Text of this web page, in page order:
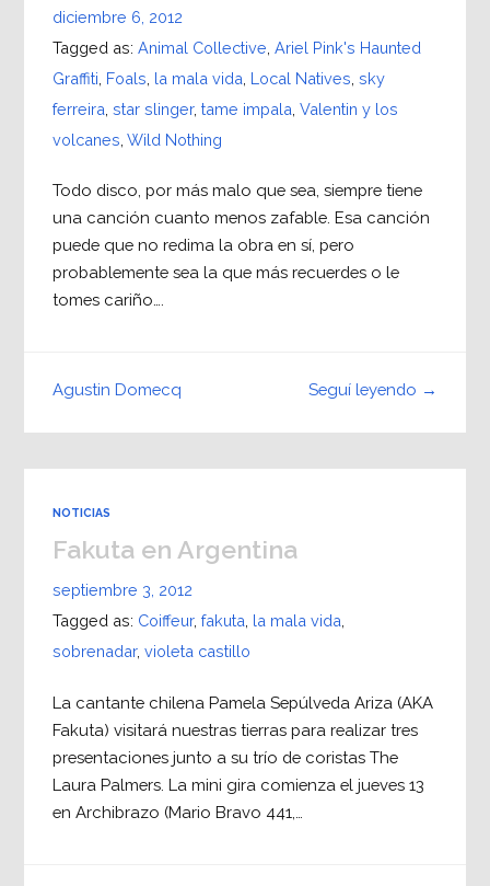
diciembre 6, 2012
Tagged as: Animal Collective Ariel Pink's Haunted
Graffiti Foals la mala vida Local Natives sky
ferreira star slinger, tame impala Valentin y los
volcanes Wild Nothing
Todo disco, por más malo que sea, siempre tiene
una canción cuanto menos zafable. Esa canción
puede que no redima la obra en sí, pero
probablemente sea la que más recuerdes o le
tomes cariño….
Seguí leyendo →
Agustin Domecq
NOTICIAS
Fakuta en Argentina
septiembre 3, 2012
Tagged as: Coiffeur, fakuta la mala vida
sobrenadar, violeta castillo
La cantante chilena Pamela Sepúlveda Ariza (AKA
Fakuta) visitará nuestras tierras para realizar tres
presentaciones junto a su trío de coristas The
Laura Palmers. La mini gira comienza el jueves 13
en Archibrazo (Mario Bravo 441,…